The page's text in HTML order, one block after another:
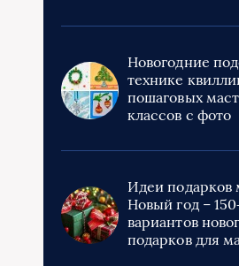
Новогодние
технике
пошаговых
классов с фото
Идеи подарков
Новый год –
вариантов
подарков для